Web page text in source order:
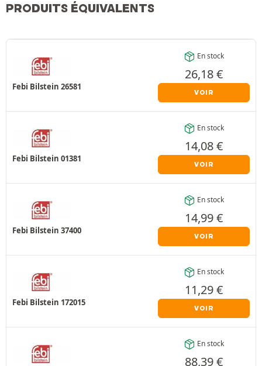
PRODUITS ÉQUIVALENTS
Febi Bilstein 26581
En stock
26,18€
VOIR
Febi Bilstein 01381
En stock
14,08€
VOIR
Febi Bilstein 37400
En stock
14,99€
VOIR
Febi Bilstein 172015
En stock
11,29€
VOIR
En stock
88,39€